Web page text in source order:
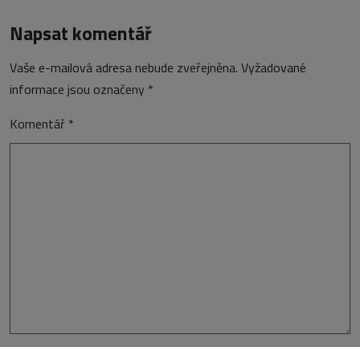
Napsat komentář
Vaše e-mailová adresa nebude zveřejněna. Vyžadované
informace jsou označeny *
Komentář *